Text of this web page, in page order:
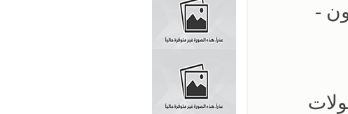
-
- تركيب البرجولات